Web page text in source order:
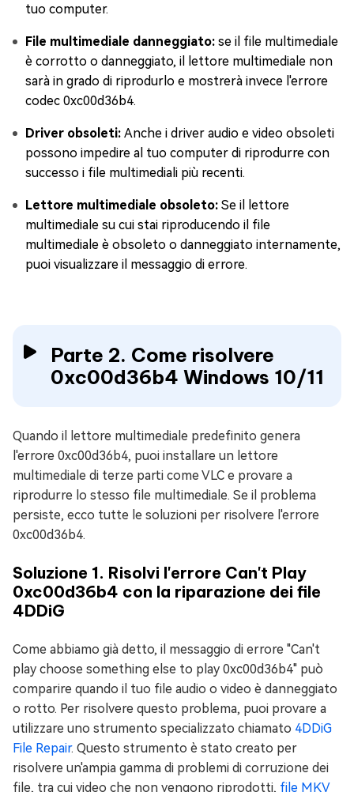
tuo computer.
File multimediale danneggiato: se il file multimediale
è corrotto o danneggiato, il lettore multimediale non
sarà in grado di riprodurlo e mostrerà invece l'errore
codec 0xc00d36b4.
Driver obsoleti: Anche i driver audio e video obsoleti
possono impedire al tuo computer di riprodurre con
successo i file multimediali più recenti.
Lettore multimediale obsoleto: Se il lettore
multimediale su cui stai riproducendo il file
multimediale è obsoleto o danneggiato internamente,
puoi visualizzare il messaggio di errore.
Parte 2. Come risolvere
0xc00d36b4 Windows 10/11
Quando il lettore multimediale predefinito genera
l'errore 0xc00d36b4, puoi installare un lettore
multimediale di terze parti come VLC e provare a
riprodurre lo stesso file multimediale. Se il problema
persiste, ecco tutte le soluzioni per risolvere l'errore
0xc00d36b4.
Soluzione 1. Risolvi l'errore Can't Play
0xc00d36b4 con la riparazione dei file
4DDiG
Come abbiamo già detto, il messaggio di errore "Can't
play choose something else to play 0xc00d36b4" può
comparire quando il tuo file audio o video è danneggiato
o rotto. Per risolvere questo problema, puoi provare a
utilizzare uno strumento specializzato chiamato 4DDiG
File Repair. Questo strumento è stato creato per
risolvere un'ampia gamma di problemi di corruzione dei
file, tra cui video che non vengono riprodotti, file MKV